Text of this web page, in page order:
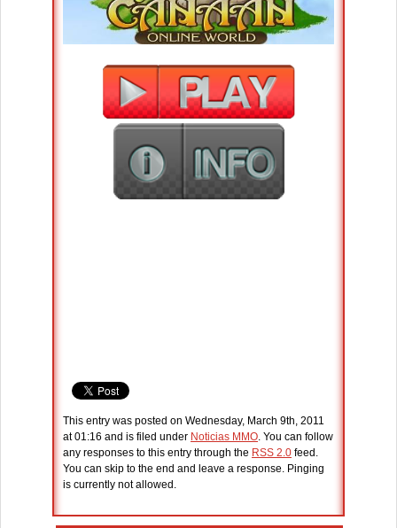
This entry was posted on Wednesday, March 9th, 2011
at 01:16 and is filed under Noticias MMO. You can follow
any responses to this entry through the RSS 2.0 feed.
You can skip to the end and leave a response. Pinging
is currently not allowed.